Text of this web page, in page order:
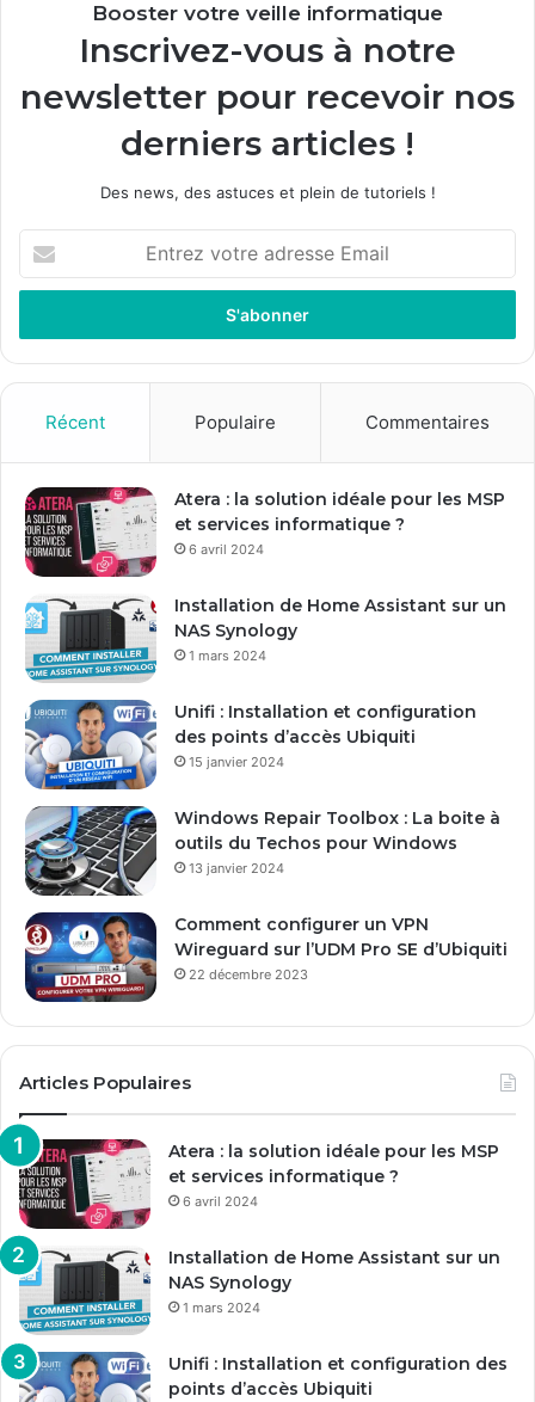
Booster votre veille informatique
Inscrivez-vous à notre
newsletter pour recevoir nos
derniers articles !
Des news, des astuces et plein de tutoriels !
votre
adresse
Récent Populaire Commentaires
Atera : la solution idéale pour les MSP
et services informatique ?
6 avril 2024
Installation de Home Assistant sur un
NAS Synology
1 mars 2024
Unifi : Installation et configuration
des points d’accès Ubiquiti
15 janvier 2024
Windows Repair Toolbox : La boite à
outils du Techos pour Windows
13 janvier 2024
Comment configurer un VPN
Wireguard sur l’UDM Pro SE d’Ubiquiti
22 décembre 2023
Articles Populaires
Atera : la solution idéale pour les MSP
et services informatique ?
6 avril 2024
Installation de Home Assistant sur un
NAS Synology
1 mars 2024
Unifi : Installation et configuration des
points d’accès Ubiquiti